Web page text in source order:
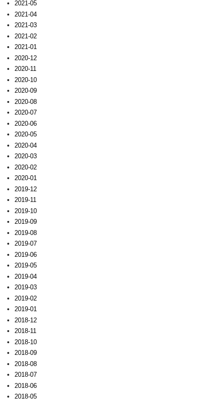
2021-05
2021-04
2021-03
2021-02
2021-01
2020-12
2020-11
2020-10
2020-09
2020-08
2020-07
2020-06
2020-05
2020-04
2020-03
2020-02
2020-01
2019-12
2019-11
2019-10
2019-09
2019-08
2019-07
2019-06
2019-05
2019-04
2019-03
2019-02
2019-01
2018-12
2018-11
2018-10
2018-09
2018-08
2018-07
2018-06
2018-05